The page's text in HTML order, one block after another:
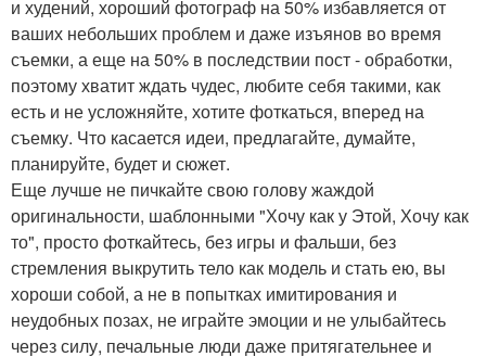
и худений, хороший фотограф на 50% избавляется от
ваших небольших проблем и даже изъянов во время
съемки, а еще на 50% в последствии пост - обработки,
поэтому хватит ждать чудес, любите себя такими, как
есть и не усложняйте, хотите фоткаться, вперед на
съемку. Что касается идеи, предлагайте, думайте,
планируйте, будет и сюжет.
Еще лучше не пичкайте свою голову жаждой
оригинальности, шаблонными "Хочу как у Этой, Хочу как
то", просто фоткайтесь, без игры и фальши, без
стремления выкрутить тело как модель и стать ею, вы
хороши собой, а не в попытках имитирования и
неудобных позах, не играйте эмоции и не улыбайтесь
через силу, печальные люди даже притягательнее и